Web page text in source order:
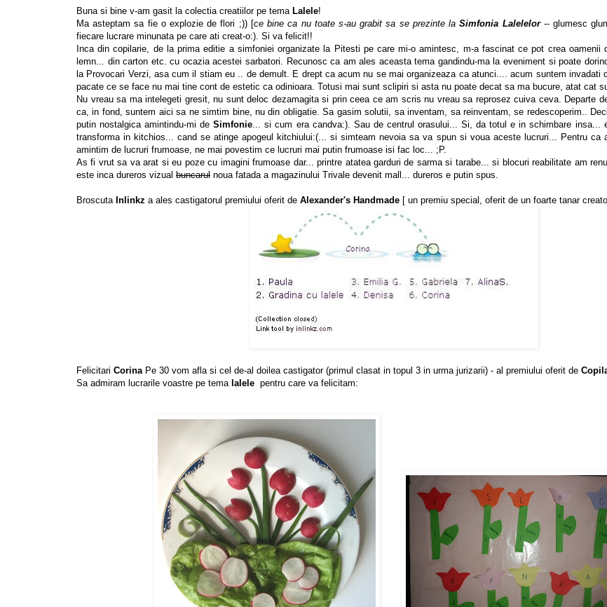
Buna si bine v-am gasit la colectia creatiilor pe tema Lalele!
Ma asteptam sa fie o explozie de flori ;)) [ce bine ca nu toate s-au grabit sa se prezinte laSimfonia Lalelelor-- glumesc
fiecare lucrare minunata pe care ati creat-o:). Si va felicit!!
Inca din copilarie, de la prima editie a simfoniei organizate la Pitesti pe care mi-o amintesc, m-a fascinat ce pot crea oamenii
lemn... din carton etc. cu ocazia acestei sarbatori. Recunosc ca am ales aceasta tema gandindu-ma la eveniment si poate
la Provocari Verzi, asa cum il stiam eu .. de demult. E drept ca acum nu se mai organizeaza ca atunci.... acum suntem invadati
pacate ce se face nu mai tine cont de estetic ca odinioara. Totusi mai sunt sclipiri si asta nu poate decat sa ma bucure, atat cat
Nu vreau sa ma intelegeti gresit, nu sunt deloc dezamagita si prin ceea ce am scris nu vreau sa reprosez cuiva ceva. Departe
ca, in fond, suntem aici sa ne simtim bine, nu din obligatie. Sa gasim solutii, sa inventam, sa reinventam, se redescoperim..
putin nostalgica amintindu-mi deSimfonie... si cum era candva:). Sau de centrul orasului... Si, da totul e in schimbare insa...
transforma in kitchios... cand se atinge apogeul kitchiului:(... si simteam nevoia sa va spun si voua aceste lucruri... Pentru ca
amintim de lucruri frumoase, ne mai povestim ce lucruri mai putin frumoase isi fac loc... ;P.
As fi vrut sa va arat si eu poze cu imagini frumoase dar... printre atatea garduri de sarma si tarabe... si blocuri reabilitate am
este inca dureros vizual buncarul noua fatada a magazinului Trivale devenit mall... dureros e putin spus.
Broscuta Inlinkz a ales castigatorul premiului oferit de Alexander's Handmade [ un premiu special, oferit de un foarte tanar
Felicitari CorinaPe 30 vom afla si cel de-al doilea castigator (primul clasat in topul 3 in urma jurizarii) - al premiului oferit de
Sa admiram lucrarile voastre pe tema lalele pentru care va felicitam: